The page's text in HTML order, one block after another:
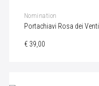
Nomination
Portachiavi Rosa dei Venti
€ 39,00